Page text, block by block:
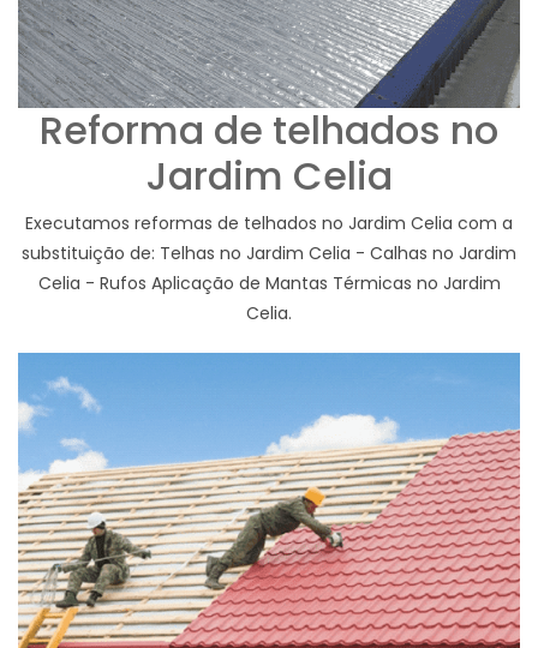
Reforma de telhados no
Jardim Celia
Executamos reformas de telhados no Jardim Celia com a
substituição de: Telhas no Jardim Celia - Calhas no Jardim
Celia - Rufos Aplicação de Mantas Térmicas no Jardim
Celia.